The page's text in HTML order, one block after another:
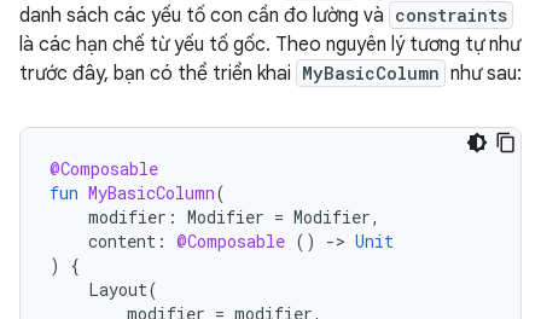
danh sách các yếu tố con cần đo lường và constraints
là các hạn chế từ yếu tố gốc. Theo nguyên lý tương tự như
trước đây, bạn có thể triển khai MyBasicColumn như sau:
@Composable
fun MyBasicColumn(
modifier : Modifier = Modifier,
content : @Composable () -> Unit
)
{
Layout(
modifier = modifier,